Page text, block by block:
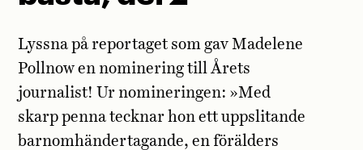
Lyssna på reportaget som gav Madelene
Pollnow en nominering till Årets
journalist! Ur nomineringen: »Med
skarp penna tecknar hon ett uppslitande
barnomhändertagande, en förälders